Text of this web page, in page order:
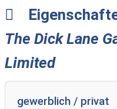
The Dick Lane
Limited
gewerblich / privat